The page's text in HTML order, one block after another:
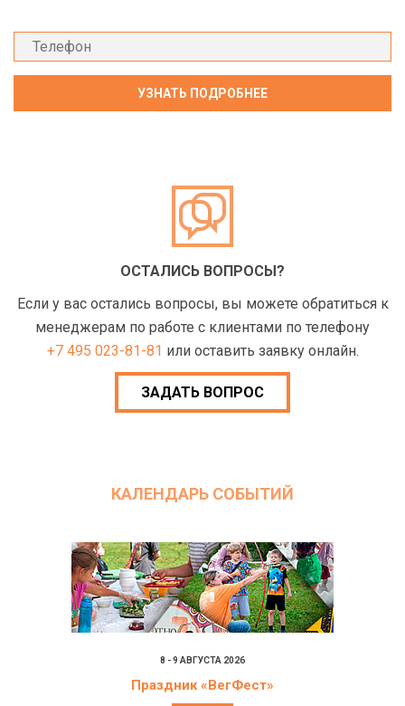
ОСТАЛИСЬ ВОПРОСЫ?
Если у вас остались вопросы, вы можете обратиться к
менеджерам по работе с клиентами по телефону
+7 495 023-81-81 или оставить заявку онлайн.
ЗАДАТЬ ВОПРОС
КАЛЕНДАРЬ СОБЫТИЙ
8 - 9 АВГУСТА 2026
Праздник «ВегФест»